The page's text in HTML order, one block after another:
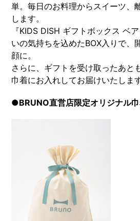
単。毎日のお料理からスイーツ、
します。
『KIDS DISH ギフトボックス ベ
いの気持ちを込めたBOX入りで、
顔に。
さらに、ギフトを受け取ったあと
巾着にお入れしてお届けいたします
●BRUNO直営店限定オリジナル